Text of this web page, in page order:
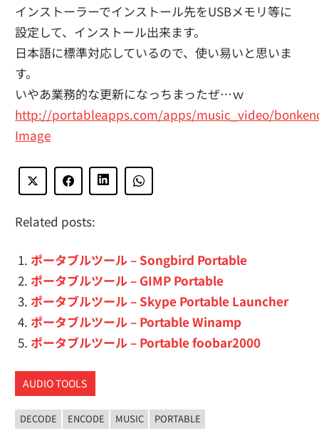
インストーラーでインストール先をUSBメモリ等に
設定して、インストール出来ます。
日本語に標準対応しているので、使い易いと思いま
す。
いやあ業務的な更新になっちまったぜ…ｗ
http://portableapps.com/apps/music_video/
Image
Related posts:
ポータブルツール – Songbird Portable
ポータブルツール – GIMP Portable
ポータブルツール – Skype Portable Launcher
ポータブルツール – Portable Winamp
ポータブルツール – Portable foobar2000
AUDIO TOOLS
DECODE ENCODE MUSIC PORTABLE